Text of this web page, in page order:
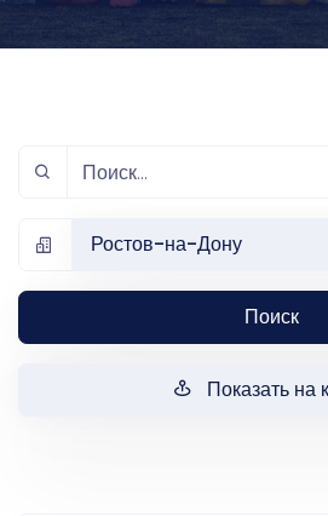
Ростов-на-Дону
Поиск
Показать на